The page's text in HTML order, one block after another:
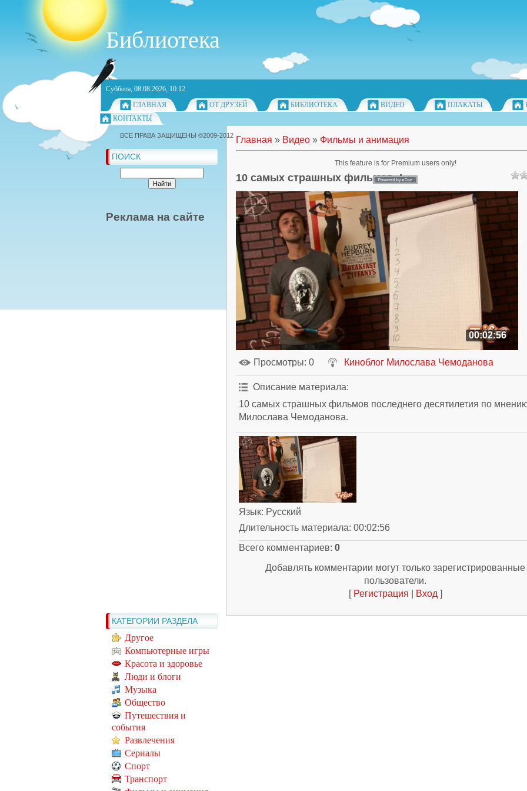
Библиотека
Суббота, 08.08.2026, 10:12
ГЛАВНАЯ
ОТ ДРУЗЕЙ БИБЛИОТЕКА ВИДЕО ПЛАКАТЫ
КОНТАКТЫ
ПОИСК
Реклама на сайте
КАТЕГОРИИ РАЗДЕЛА
Другое
Компьютерные игры
Красота и здоровье
Люди и блоги
Музыка
Общество
Путешествия и
события
Развлечения
Сериалы
Спорт
Транспорт
Главная » Видео » Фильмы и анимация
10 самых страшных фильмов. I
00:02:56
Просмотры: 0 Киноблог Милослава Чемоданова
Описание материала:
10 самых страшных фильмов последнего десятилетия по
Милослава Чемоданова.
Язык: Русский
Длительность материала: 00:02:56
Всего комментариев: 0
Добавлять комментарии могут только зарегистрированные
пользователи.
[ Регистрация Вход ]
ВСЕ ПРАВА ЗАЩИЩЕНЫ ©2009-2012
This feature is for Premium users only!